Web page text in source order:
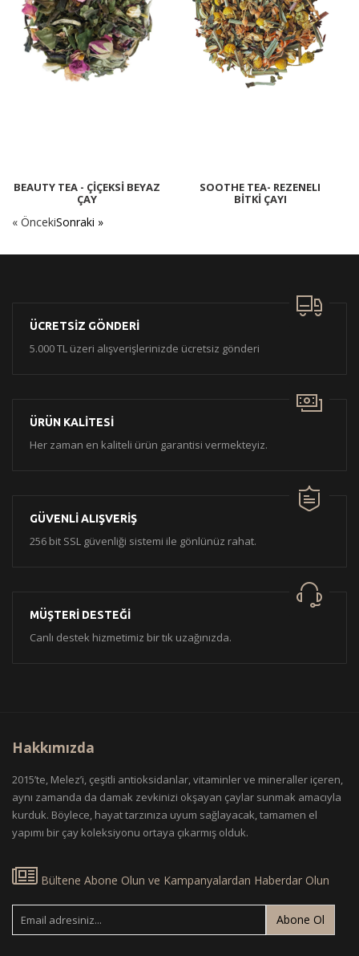
BEAUTY TEA - ÇİÇEKSİ BEYAZ
ÇAY
SOOTHE TEA- REZENELI
BİTKİ ÇAYI
« ÖncekiSonraki »
ÜCRETSİZ GÖNDERİ
5.000 TL üzeri alışverişlerinizde ücretsiz gönderi
ÜRÜN KALİTESİ
Her zaman en kaliteli ürün garantisi vermekteyiz.
GÜVENLİ ALIŞVERİŞ
256 bit SSL güvenliği sistemi ile gönlünüz rahat.
MÜŞTERİ DESTEĞİ
Canlı destek hizmetimiz bir tık uzağınızda.
Hakkımızda
2015’te, Melez’i, çeşitli antioksidanlar, vitaminler ve mineraller içeren,
aynı zamanda da damak zevkinizi okşayan çaylar sunmak amacıyla
kurduk. Böylece, hayat tarzınıza uyum sağlayacak, tamamen el
yapımı bir çay koleksiyonu ortaya çıkarmış olduk.
Bültene Abone Olun ve Kampanyalardan Haberdar Olun
Abone Ol